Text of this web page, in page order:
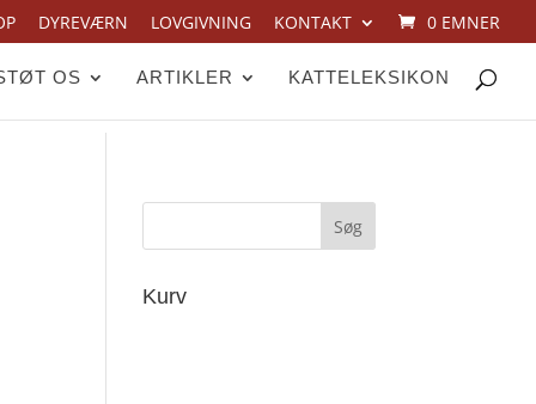
DYREVÆRN LOVGIVNING KONTAKT 0 EMNER
OS ARTIKLER KATTELEKSIKON
Kurv